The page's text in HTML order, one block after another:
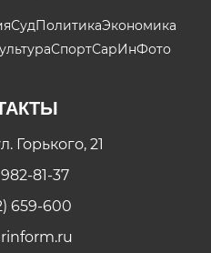
СудПолитикаЭкономика
СпортСарИнФото
Горького, 21
81-37
659-600